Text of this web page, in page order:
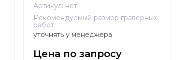
Артикул: нет
Рекомендуемый размер граверных
работ
уточнять у менеджера
Цена по запросу